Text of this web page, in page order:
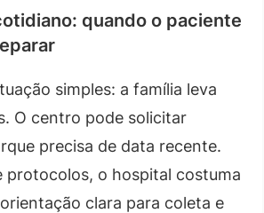
quando o paciente
simples: a família leva
O centro pode solicitar
precisa de data recente.
protocolos, o hospital costuma
clara para coleta e